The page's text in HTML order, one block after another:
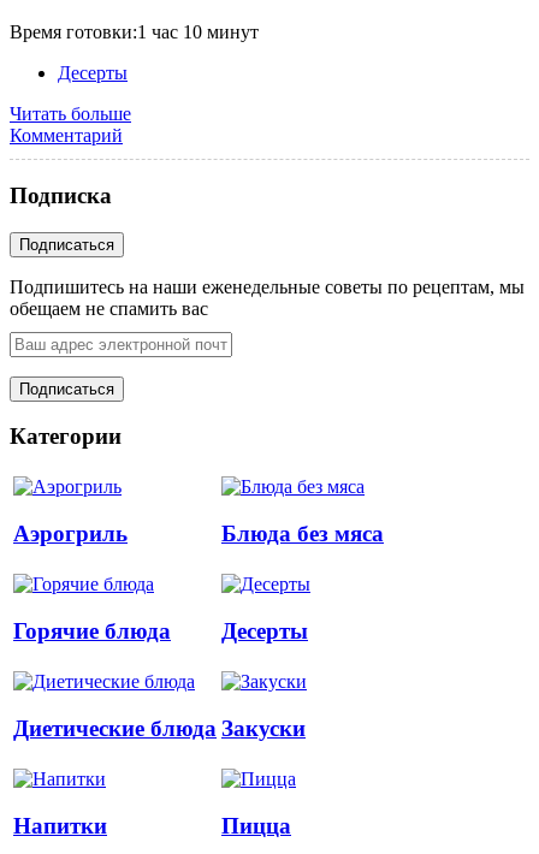
Время готовки:1 час 10 минут
Десерты
Читать больше
Комментарий
Подписка
Подпишитесь на наши еженедельные советы по рецептам, мы
обещаем не спамить вас
Категории
Аэрогриль Блюда без мяса
Горячие блюда Десерты
Диетические блюда Закуски
Напитки Пицца